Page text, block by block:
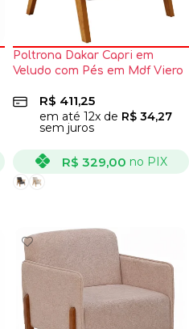
Poltrona Dakar Capri em
Veludo com Pés em Mdf Viero
R$ 411,25
em até 12x de R$ 34,27
sem juros
R$ 329,00 no PIX